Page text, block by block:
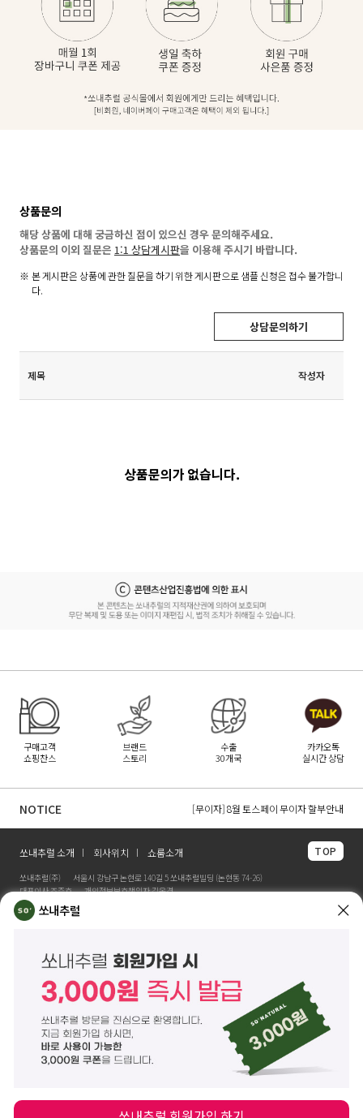
상품문의
해당 상품에 대해 궁금하신 점이 있으신 경우 문의해주세요.
상품문의 이외 질문은 1:1 상담게시판을 이용해 주시기 바랍니다.
본 게시판은 상품에 관한 질문을 하기 위한 게시판으로 샘플 신청은 접수 불가합니
다.
상담문의하기
제목 작성자
상품문의가 없습니다.
구매고객
쇼핑찬스
브랜드
스토리
수출
30개국
카카오톡
실시간 상담
NOTICE
[무이자] 8월 토스페이 무이자 할부안내
[무이자] 8월 PAYCO 혜택 안내
쏘내추럴 소개 회사위치 쇼룸소개 TOP
쏘내추럴(주)
서울시 강남구 논현로 140길 5 쏘내추럴빌딩 (논현동 74-26)
대표이사 조주호
개인정보보호책임자 김옥경
사업자등록번호 261-81-21889
제품/배송 문의
본사 고객센터 문의02-573-6769 (평일 10:00~18:00 / 점심시간 12:30~13:30)
해외 수출 문의
COPYRIGHT ©SONATURAL.CO.KR ALL RIGHT RESERVERD.
CS CENTER
쏘내추럴